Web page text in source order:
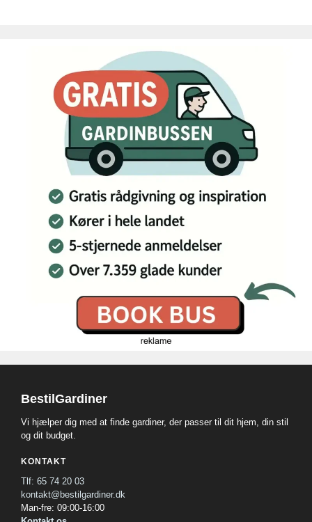
BestilGardiner
Vi hjælper dig med at finde gardiner, der passer til dit hjem, din stil
og dit budget.
KONTAKT
Tlf: 65 74 20 03
kontakt@bestilgardiner.dk
Man-fre: 09:00-16:00